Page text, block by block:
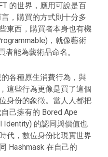
的世界，應用可說是百
，購買的方式則十分多
東西，購買者本身也有機
，就像藝術
者能為藝術品命名。
各種原生消費行為，與
這些行為更像是買了這個
身份的象徵。當人人都把
己擁有的 Bored Ape
Identity) 的認同與價值也
代，數位身份比現實世界
Hashmask 在自己的